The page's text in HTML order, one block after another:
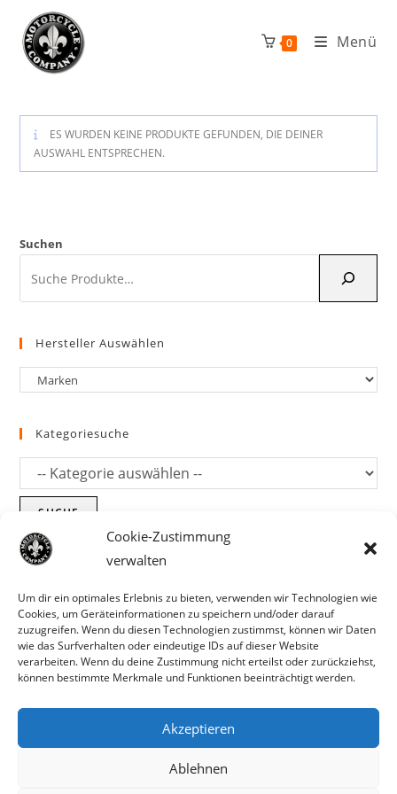
Cookie-Zustimmung
verwalten
Um dir ein optimales Erlebnis zu bieten, verwenden wir Technologien wie
Cookies, um Geräteinformationen zu speichern und/oder darauf
zuzugreifen. Wenn du diesen Technologien zustimmst, können wir Daten
wie das Surfverhalten oder eindeutige IDs auf dieser Website
verarbeiten. Wenn du deine Zustimmung nicht erteilst oder zurückziehst,
können bestimmte Merkmale und Funktionen beeinträchtigt werden.
Akzeptieren
Ablehnen
Parts für Harley Davidson, Indian und
Inhalt
springen
0 Menü
ES WURDEN KEINE PRODUKTE GEFUNDEN, DIE DEINER
AUSWAHL ENTSPRECHEN.
Suchen
Hersteller Auswählen
Kategoriesuche
SUCHE